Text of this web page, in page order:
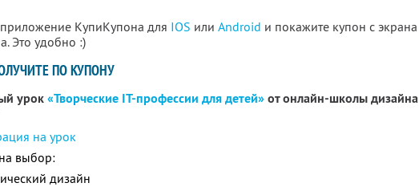
приложение КупиКупона для IOS или Android и покажите купон с экрана
Это удобно :)
ПО КУПОНУ
урок«Творческие IT-профессии для детей»от онлайн-школы дизайна
на урок
выбор:
дизайн